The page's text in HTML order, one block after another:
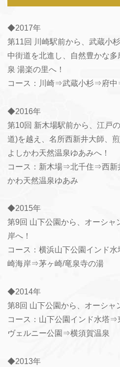
◆2017年
第11回 川崎駅前から、武蔵小
中街道を北進し、自然豊かな
泉 湯楽の里へ！
コース：川崎⇒武蔵小杉⇒府中
◆2016年
第10回 新木場駅前から、江戸
道)を越え、名所西新井大師、
よしかわ天然温泉ゆあみへ！
コース：新木場⇒北千住⇒西
かわ天然温泉ゆあみ
◆2015年
第9回 山下公園から、オーシャ
岸へ！
コース：横浜山下公園インド
崎海岸⇒茅ヶ崎/竜泉寺の湯
◆2014年
第8回 山下公園から、オーシャ
コース：山下公園インド水塔
ヴェルニー公園⇒横須賀温泉
◆2013年